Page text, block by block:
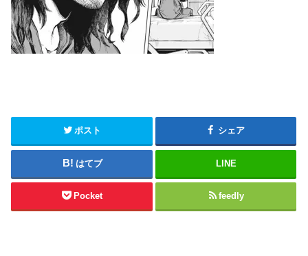
ポスト シェア
はてブ LINE
Pocket feedly